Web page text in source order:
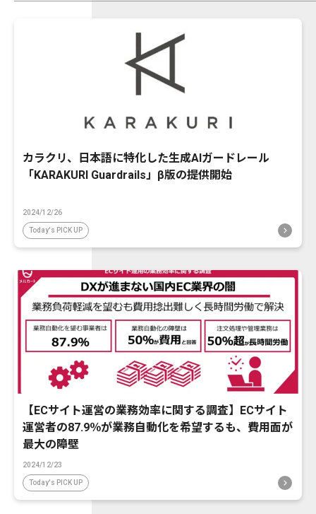
カラクリ、日本語に特化した生成AIガードレール
「KARAKURI Guardrails」β版の提供開始
2024/12/26
Today's PICK UP
【ECサイト運営の業務効率に関する調査】ECサイト
運営者の87.9％が業務自動化を希望するも、費用面が
最大の障壁
2024/12/23
Today's PICK UP